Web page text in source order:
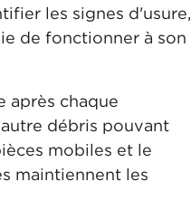
les signes d'usure,
de fonctionner à son
après chaque
débris pouvant
mobiles et le
maintiennent les